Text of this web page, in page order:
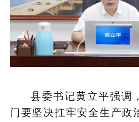
县委书记黄立平强调
门要坚决扛牢安全生产政